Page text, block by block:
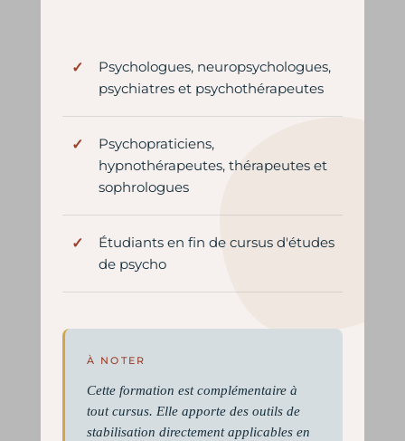
Psychologues, neuropsychologues,
psychiatres et psychothérapeutes
Psychopraticiens,
hypnothérapeutes, thérapeutes et
sophrologues
Étudiants en fin de cursus d'études
de psycho
À NOTER
Cette formation est complémentaire à
tout cursus. Elle apporte des outils de
stabilisation directement applicables en